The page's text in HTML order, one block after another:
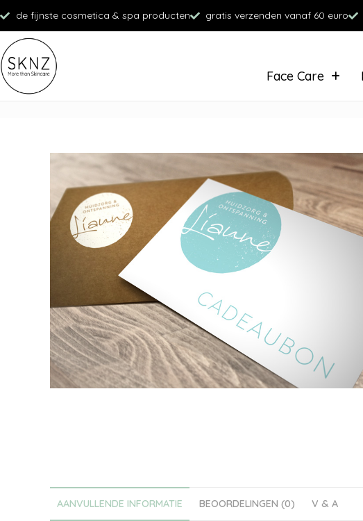
de fijnste cosmetica & spa producten gratis verzenden vanaf 60 euro
Face Care
AANVULLENDE INFORMATIE BEOORDELINGEN (0) V & A